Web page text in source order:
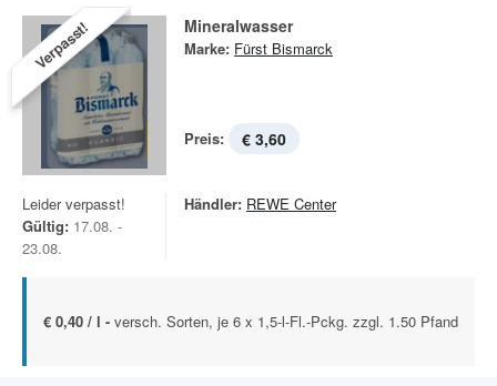
Verpasst! Mineralwasser
Marke: Fürst Bismarck
Preis: € 3,60
Leider verpasst!
Gültig: 17.08. -
23.08.
Händler: REWE Center
€ 0,40 / l - versch. Sorten, je 6 x 1,5-l-Fl.-Pckg. zzgl. 1.50 Pfand